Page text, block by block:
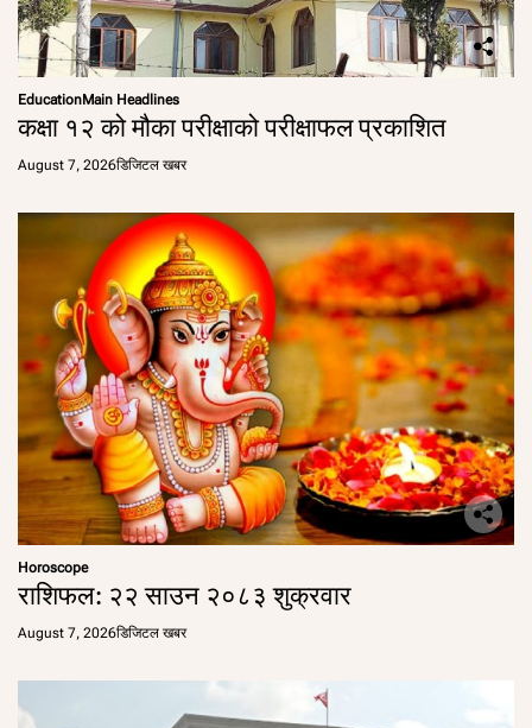
EducationMain Headlines
कक्षा १२ को मौका परीक्षाको परीक्षाफल प्रकाशित
August 7, 2026डिजिटल खबर
Horoscope
राशिफल: २२ साउन २०८३ शुक्रवार
August 7, 2026डिजिटल खबर